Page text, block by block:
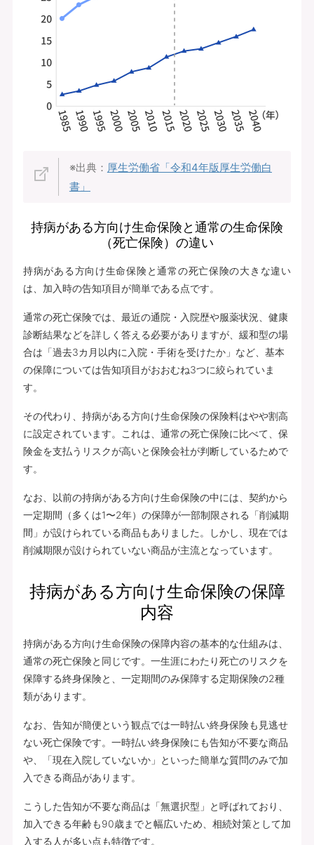
※出典： 厚生労働省「令和4年版厚生労働白
書」
持病がある方向け生命保険と通常の生命保険
（死亡保険）の違い
持病がある方向け生命保険と通常の死亡保険の大きな違い
は、加入時の告知項目が簡単である点です。
通常の死亡保険では、最近の通院・入院歴や服薬状況、健康
診断結果などを詳しく答える必要がありますが、緩和型の場
合は「過去3カ月以内に入院・手術を受けたか」など、基本
の保障については告知項目がおおむね3つに絞られていま
す。
その代わり、持病がある方向け生命保険の保険料はやや割高
に設定されています。これは、通常の死亡保険に比べて、保
険金を支払うリスクが高いと保険会社が判断しているためで
す。
なお、以前の持病がある方向け生命保険の中には、契約から
一定期間（多くは1〜2年）の保障が一部制限される「削減期
間」が設けられている商品もありました。しかし、現在では
削減期限が設けられていない商品が主流となっています。
持病がある方向け生命保険の保障
内容
持病がある方向け生命保険の保障内容の基本的な仕組みは、
通常の死亡保険と同じです。一生涯にわたり死亡のリスクを
保障する終身保険と、一定期間のみ保障する定期保険の2種
類があります。
なお、告知が簡便という観点では一時払い終身保険も見逃せ
ない死亡保険です。一時払い終身保険にも告知が不要な商品
や、「現在入院していないか」といった簡単な質問のみで加
入できる商品があります。
こうした告知が不要な商品は「無選択型」と呼ばれており、
加入できる年齢も90歳までと幅広いため、相続対策として加
入する人が多い点も特徴です。